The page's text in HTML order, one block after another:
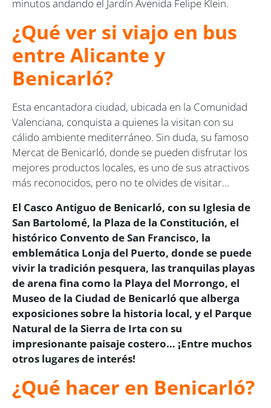
minutos andando el Jardín Avenida Felipe Klein.
¿Qué ver si viajo en bus
entre Alicante y
Benicarló?
Esta encantadora ciudad, ubicada en la Comunidad
Valenciana, conquista a quienes la visitan con su
cálido ambiente mediterráneo. Sin duda, su famoso
Mercat de Benicarló, donde se pueden disfrutar los
mejores productos locales, es uno de sus atractivos
más reconocidos, pero no te olvides de visitar…
El Casco Antiguo de Benicarló, con su Iglesia de
San Bartolomé, la Plaza de la Constitución, el
histórico Convento de San Francisco, la
emblemática Lonja del Puerto, donde se puede
vivir la tradición pesquera, las tranquilas playas
de arena fina como la Playa del Morrongo, el
Museo de la Ciudad de Benicarló que alberga
exposiciones sobre la historia local, y el Parque
Natural de la Sierra de Irta con su
impresionante paisaje costero… ¡Entre muchos
otros lugares de interés!
¿Qué hacer en Benicarló?